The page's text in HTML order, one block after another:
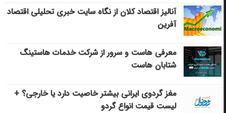
آنالیز اقتصاد کلان از نگاه سایت خبری تحلیلی اقتصاد
آفرین
معرفی هاست و سرور از شرکت خدمات هاستینگ
شتابان هاست
مغز گردوی ایرانی بیشتر خاصیت دارد یا خارجی؟ +
لیست قیمت انواع گردو